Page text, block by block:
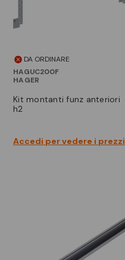
DA ORDINARE
HAGUC200F
HAGER
kit montanti funz anteriori
h2
Accedi per vedere i prezzi